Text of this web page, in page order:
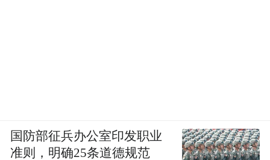
国防部征兵办公室印发职业
准则，明确25条道德规范